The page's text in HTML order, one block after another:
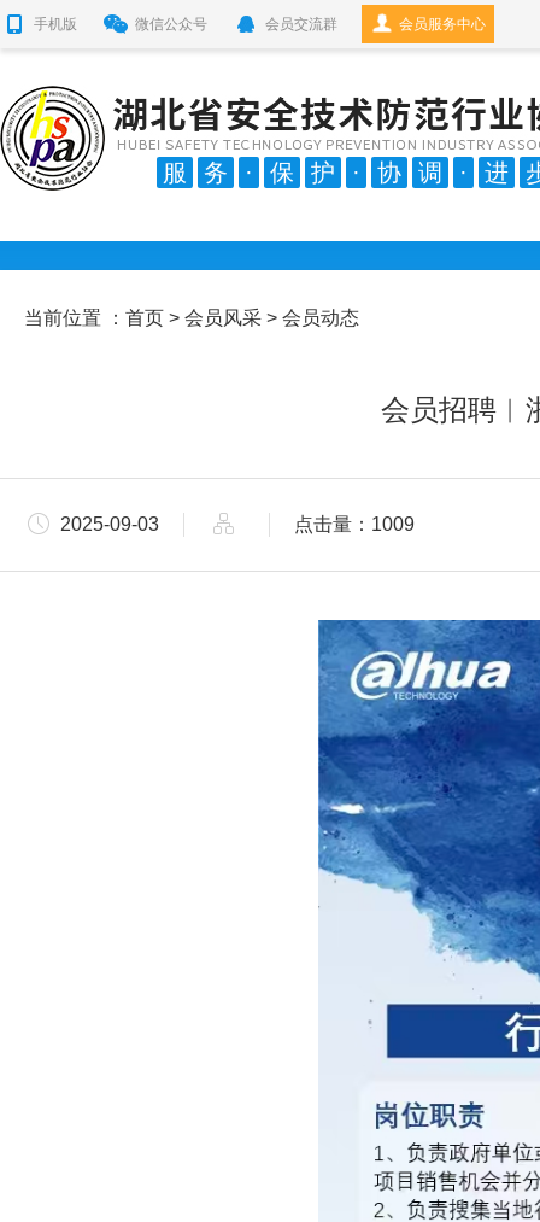
手机版 微信公众号 会员交流群 会员服务中心
服 务 · 保 护 · 协 调 · 进
当前位置 ： 首页 > 会员风采 > 会员动态
会员招聘︱
2025-09-03 点击量：1009